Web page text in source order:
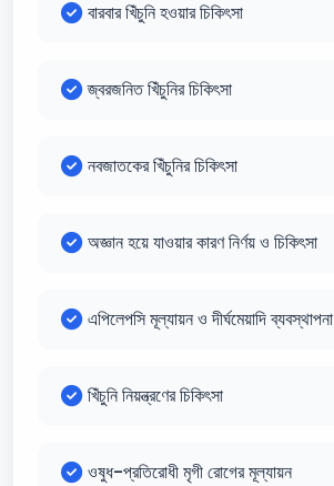
বারবার খিঁচুনি হওয়ার চিকিৎসা
জ্বরজনিত খিঁচুনির চিকিৎসা
নবজাতকের খিঁচুনির চিকিৎসা
অজ্ঞান হয়ে যাওয়ার কারণ নির্ণয় ও চিকিৎসা
এপিলেপসি মূল্যায়ন ও দীর্ঘমেয়াদি ব্যবস্থাপনা
খিঁচুনি নিয়ন্ত্রণের চিকিৎসা
ওষুধ-প্রতিরোধী মৃগী রোগের মূল্যায়ন